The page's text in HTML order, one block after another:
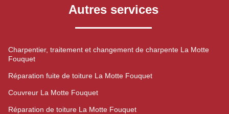
Autres services
Charpentier, traitement et changement de charpente La Motte
Fouquet
Réparation fuite de toiture La Motte Fouquet
Couvreur La Motte Fouquet
Réparation de toiture La Motte Fouquet